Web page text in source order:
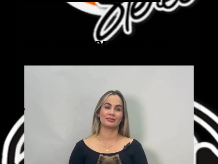
Cick aquí para mas info